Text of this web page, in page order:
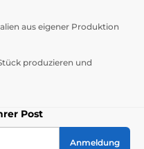
aus eigener Produktion
produzieren und
Post
Anmeldung